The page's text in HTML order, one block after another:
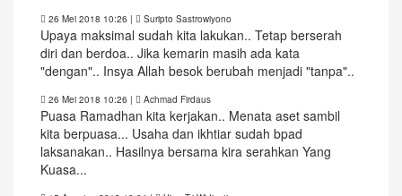
26 Mei 2018 10:26 | Suripto Sastrowiyono
Upaya maksimal sudah kita lakukan.. Tetap berserah
diri dan berdoa.. Jika kemarin masih ada kata
"dengan".. Insya Allah besok berubah menjadi "tanpa"..
26 Mei 2018 10:26 | Achmad Firdaus
Puasa Ramadhan kita kerjakan.. Menata aset sambil
kita berpuasa... Usaha dan ikhtiar sudah bpad
laksanakan.. Hasilnya bersama kira serahkan Yang
Kuasa...